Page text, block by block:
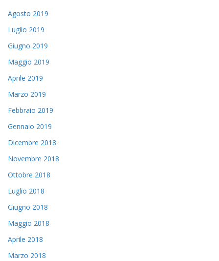
Agosto 2019
Luglio 2019
Giugno 2019
Maggio 2019
Aprile 2019
Marzo 2019
Febbraio 2019
Gennaio 2019
Dicembre 2018
Novembre 2018
Ottobre 2018
Luglio 2018
Giugno 2018
Maggio 2018
Aprile 2018
Marzo 2018